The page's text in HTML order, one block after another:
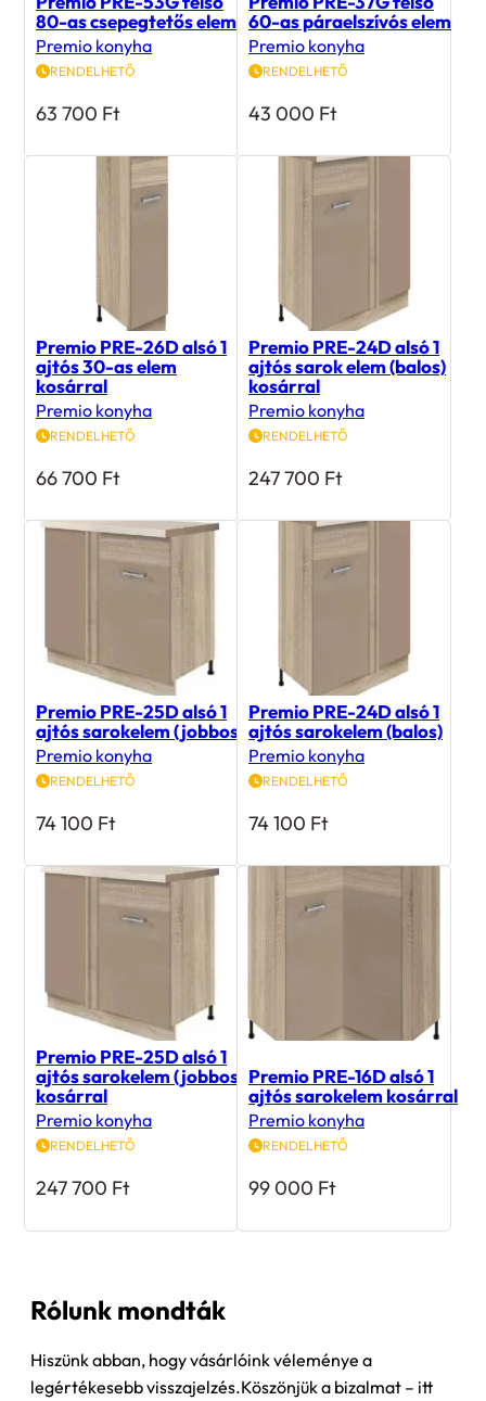
80-as csepegtetős elem
Premio konyha
RENDELHETŐ
63 700 Ft
60-as páraelszívós elem
Premio konyha
RENDELHETŐ
43 000 Ft
Premio PRE-26D alsó 1
ajtós 30-as elem
kosárral
Premio konyha
RENDELHETŐ
66 700 Ft
Premio PRE-24D alsó 1
ajtós sarok elem (balos)
kosárral
Premio konyha
RENDELHETŐ
247 700 Ft
Premio PRE-25D alsó 1
ajtós sarokelem (jobbos)
Premio konyha
RENDELHETŐ
74 100 Ft
Premio PRE-24D alsó 1
ajtós sarokelem (balos)
Premio konyha
RENDELHETŐ
74 100 Ft
Premio PRE-25D alsó 1
ajtós sarokelem (jobbos)
kosárral
Premio konyha
RENDELHETŐ
247 700 Ft
Premio PRE-16D alsó 1
ajtós sarokelem kosárral
Premio konyha
RENDELHETŐ
99 000 Ft
Rólunk mondták
Hiszünk abban, hogy vásárlóink véleménye a
legértékesebb visszajelzés.Köszönjük a bizalmat – itt